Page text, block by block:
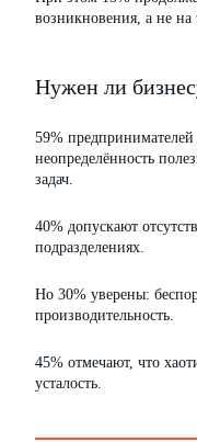
возникновения, а не на
Нужен ли
59%
неопределённость
задач.
40% допускают
подразделениях.
Но 30% уверены:
производительность.
45% отмечают, что
усталость.